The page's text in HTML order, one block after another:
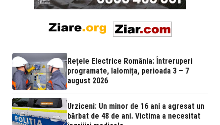
Rețele Electrice România: Întreruperi
programate, Ialomița, perioada 3 – 7
august 2026
Urziceni: Un minor de 16 ani a agresat un
bărbat de 48 de ani. Victima a necesitat